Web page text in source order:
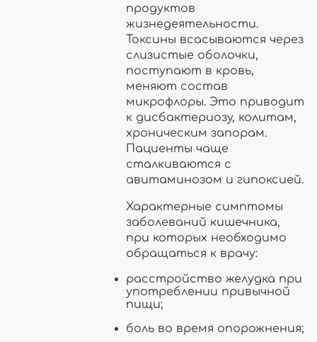
продуктов
жизнедеятельности.
Токсины всасываются через
слизистые оболочки,
поступают в кровь,
меняют состав
микрофлоры. Это приводит
к дисбактериозу, колитам,
хроническим запорам.
Пациенты чаще
сталкиваются с
авитаминозом и гипоксией.
Характерные симптомы
заболеваний кишечника,
при которых необходимо
обращаться к врачу:
расстройство желудка при
употреблении привычной
пищи;
боль во время опорожнения;